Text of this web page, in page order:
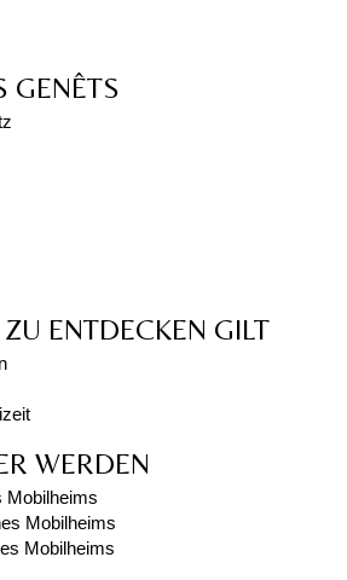
GENÊTS
ENTDECKEN GILT
WERDEN
Mobilheims
Mobilheims
Mobilheims